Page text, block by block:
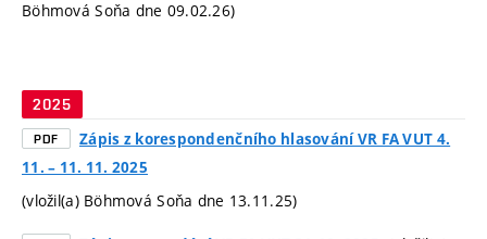
Böhmová Soňa dne 09.02.26)
2025
PDF
Zápis z korespondenčního hlasování VR FA VUT 4.
11. – 11. 11. 2025
(vložil(a) Böhmová Soňa dne 13.11.25)